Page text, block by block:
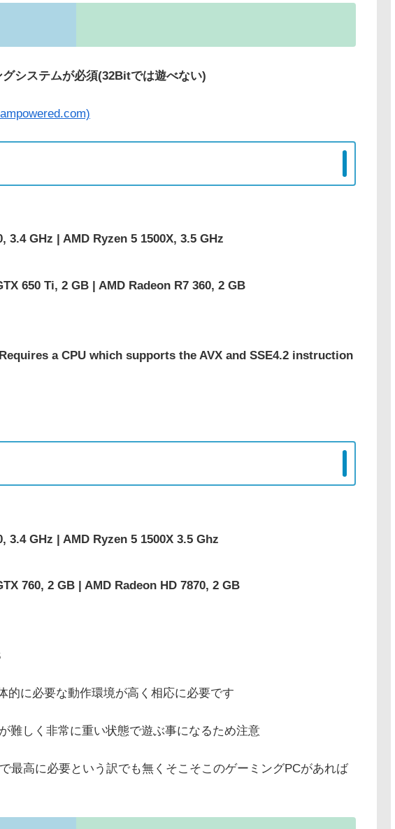
システムが必須(32Bitでは遊べない)
3.4 GHz | AMD Ryzen 5 1500X, 3.5 GHz
650 Ti, 2 GB | AMD Radeon R7 360, 2 GB
a CPU which supports the AVX and SSE4.2 instruction
3.4 GHz | AMD Ryzen 5 1500X 3.5 Ghz
760, 2 GB | AMD Radeon HD 7870, 2 GB
的に必要な動作環境が高く相応に必要です
難しく非常に重い状態で遊ぶ事になるため注意
最高に必要という訳でも無くそこそこのゲーミングPCがあれば